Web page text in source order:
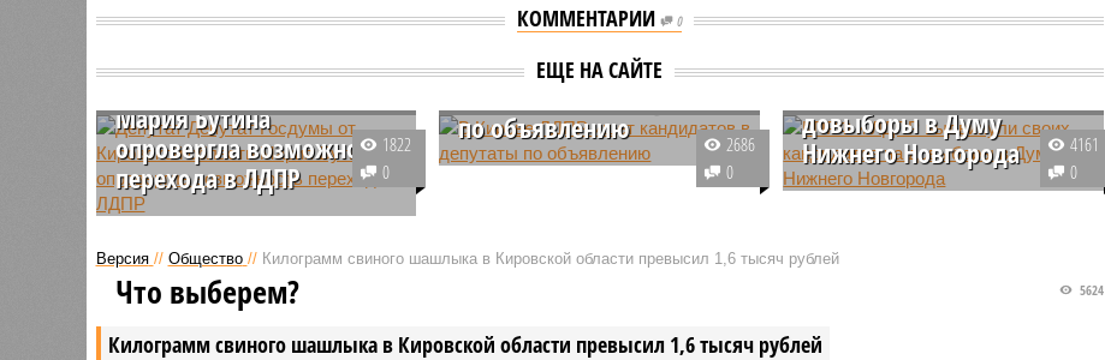
КОММЕНТАРИИ 0
ЕЩЕ НА САЙТЕ
от Кировской области
Мария Бутина
опровергла возможность
перехода в ЛДПР
Депутат Госдумы от Кировской
что ее возможный переход из
«Единой России» в ЛДПР —
ересь. По ее словам, менять
политическую ориентацию она не
1822
0
В Кирове ЛДПР ищет
по объявлению
Кировское отделение ЛДПР ищет
заявление всем желающим и
кандидата.
2686
0
КПРФ и ЛДПР выдвинули
довыборы в Думу
Нижнего Новгорода
Стали известны кандидаты на
От той и от другой партии в думу
4161
0
Версия // Общество // Килограмм свиного шашлыка в Кировской области превысил 1,6 тысяч рублей
Килограмм свиного шашлыка в Кировской области превысил 1,6 тысяч рублей
5624
Что выберем?